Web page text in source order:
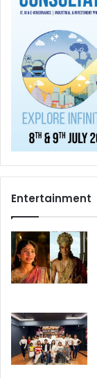
Entertainment